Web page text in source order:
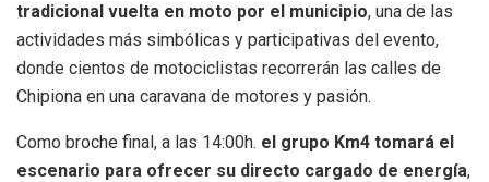
tradicional vuelta en moto por el municipio, una de las
actividades más simbólicas y participativas del evento,
donde cientos de motociclistas recorrerán las calles de
Chipiona en una caravana de motores y pasión.
Como broche final, a las 14:00h. el grupo Km4 tomará el
escenario para ofrecer su directo cargado de energía,